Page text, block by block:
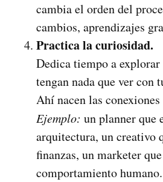
cambia el orden del
cambios, aprendizajes
Practica la curiosidad.
Dedica tiempo a explorar
tengan nada que ver con
Ahí nacen las
Ejemplo: un planner que
arquitectura, un creativo
finanzas, un marketer
comportamiento